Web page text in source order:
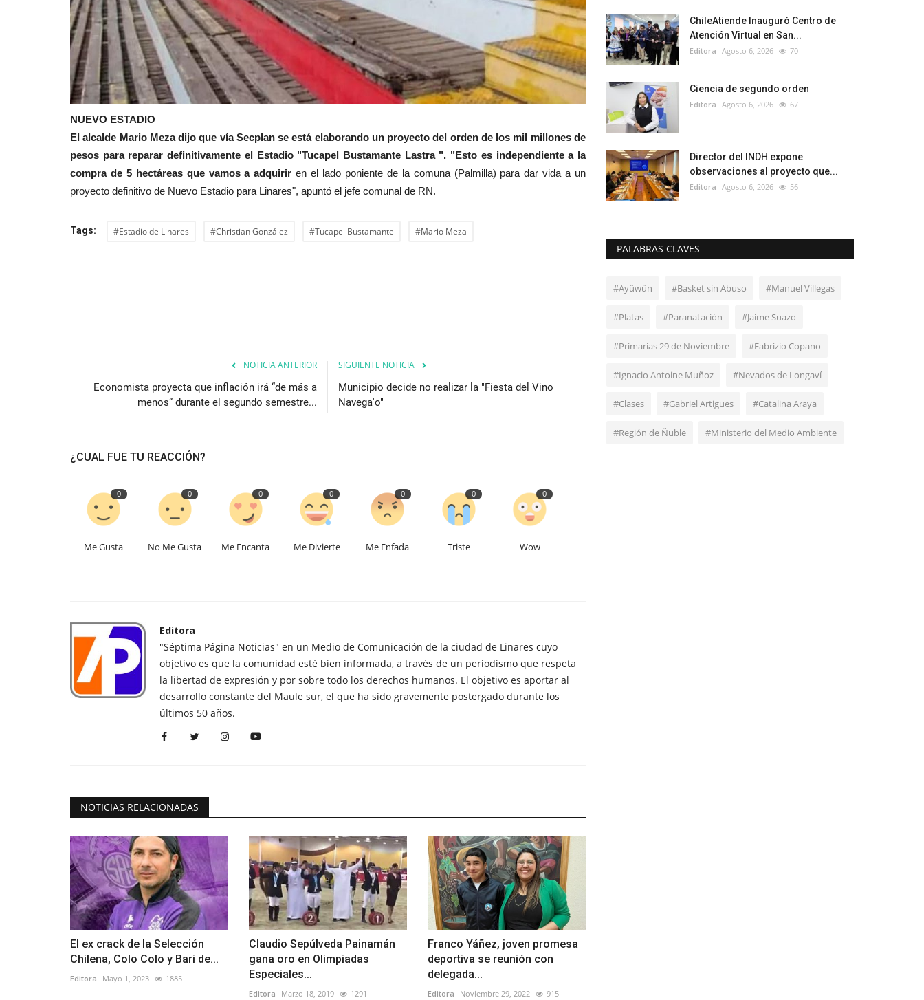
NUEVO ESTADIO
El alcalde Mario Meza dijo que vía Secplan se está elaborando un proyecto del orden de los mil millones de
pesos para reparar definitivamente el Estadio "Tucapel Bustamante Lastra ". "Esto es independiente a la
compra de 5 hectáreas que vamos a adquirir en el lado poniente de la comuna (Palmilla) para dar vida a un
proyecto definitivo de Nuevo Estadio para Linares", apuntó el jefe comunal de RN.
Tags: #Estadio de Linares #Christian González #Tucapel Bustamante #Mario Meza
NOTICIA ANTERIOR
Economista proyecta que inflación irá “de más a
menos” durante el segundo semestre...
SIGUIENTE NOTICIA
Municipio decide no realizar la "Fiesta del Vino
Navega'o"
¿CUAL FUE TU REACCIÓN?
0
Me Gusta
0
No Me Gusta
0
Me Encanta
0
Me Divierte
0
Me Enfada
0
Triste
0
Wow
Editora
"Séptima Página Noticias" en un Medio de Comunicación de la ciudad de Linares cuyo
objetivo es que la comunidad esté bien informada, a través de un periodismo que respeta
la libertad de expresión y por sobre todo los derechos humanos. El objetivo es aportar al
desarrollo constante del Maule sur, el que ha sido gravemente postergado durante los
últimos 50 años.
NOTICIAS RELACIONADAS
El ex crack de la Selección
Chilena, Colo Colo y Bari de...
Editora Mayo 1, 2023 1885
Claudio Sepúlveda Painamán
gana oro en Olimpiadas
Especiales...
Editora Marzo 18, 2019 1291
Franco Yáñez, joven promesa
deportiva se reunión con
delegada...
Editora Noviembre 29, 2022 915
ChileAtiende Inauguró Centro de
Atención Virtual en San...
Editora Agosto 6, 2026 70
Ciencia de segundo orden
Editora Agosto 6, 2026 67
Director del INDH expone
observaciones al proyecto que...
Editora Agosto 6, 2026 56
PALABRAS CLAVES
#Ayüwün #Basket sin Abuso #Manuel Villegas
#Platas #Paranatación #Jaime Suazo
#Primarias 29 de Noviembre #Fabrizio Copano
#Ignacio Antoine Muñoz #Nevados de Longaví
#Clases #Gabriel Artigues #Catalina Araya
#Región de Ñuble #Ministerio del Medio Ambiente